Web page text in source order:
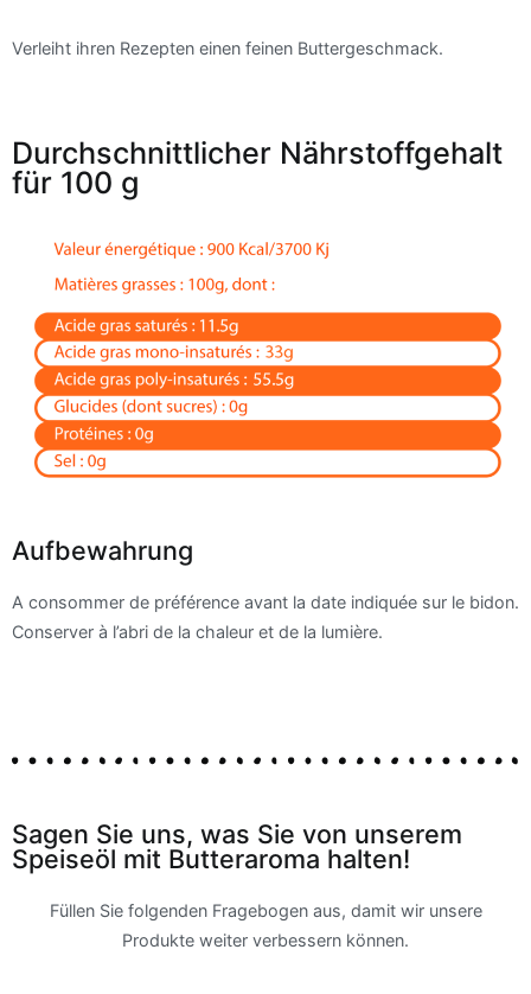
Verleiht ihren Rezepten einen feinen Buttergeschmack.
Durchschnittlicher Nährstoffgehalt
für 100 g
Aufbewahrung
A consommer de préférence avant la date indiquée sur le bidon.
Conserver à l’abri de la chaleur et de la lumière.
Sagen Sie uns, was Sie von unserem
Speiseöl mit Butteraroma halten!
Füllen Sie folgenden Fragebogen aus, damit wir unsere
Produkte weiter verbessern können.